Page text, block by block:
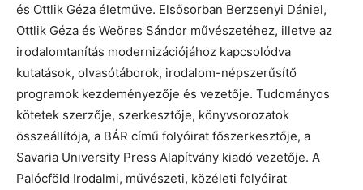
és Ottlik Géza életműve. Elsősorban Berzsenyi Dániel,
Ottlik Géza és Weöres Sándor művészetéhez, illetve az
irodalomtanítás modernizációjához kapcsolódva
kutatások, olvasótáborok, irodalom-népszerűsítő
programok kezdeményezője és vezetője. Tudományos
kötetek szerzője, szerkesztője, könyvsorozatok
összeállítója, a BÁR című folyóirat főszerkesztője, a
Savaria University Press Alapítvány kiadó vezetője. A
Palócföld Irodalmi, művészeti, közéleti folyóirat